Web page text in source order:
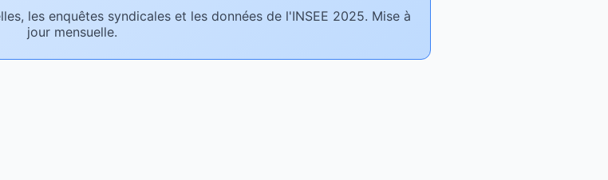
les enquêtes syndicales et les données de l'INSEE 2025. Mise à
jour mensuelle.